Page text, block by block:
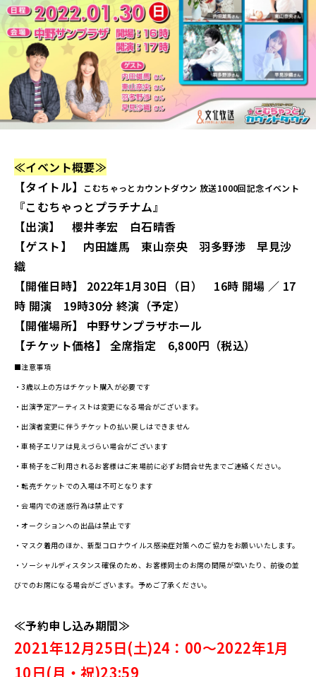
≪イベント概要≫
【タイトル】
こむちゃっとカウントダウン 放送1000回記念イベント
『こむちゃっとプラチナム』
【出演】 櫻井孝宏 白石晴香
【ゲスト】 内田雄馬 東山奈央 羽多野渉 早見沙
織
【開催日時】 2022年1月30日（日） 16時 開場 ／ 17
時 開演 19時30分 終演（予定）
【開催場所】 中野サンプラザホール
【チケット価格】 全席指定 6,800円（税込）
■注意事項
・3歳以上の方はチケット購入が必要です
・出演予定アーティストは変更になる場合がございます。
・出演者変更に伴うチケットの払い戻しはできません
・車椅子エリアは見えづらい場合がございます
・車椅子をご利用されるお客様はご来場前に必ずお問合せ先までご連絡ください。
・転売チケットでの入場は不可となります
・会場内での迷惑行為は禁止です
・オークションへの出品は禁止です
・マスク着用のほか、新型コロナウイルス感染症対策へのご協力をお願いいたします。
・ソーシャルディスタンス確保のため、お客様同士のお席の間隔が空いたり、前後の並
びでのお席になる場合がございます。予めご了承ください。
≪予約申し込み期間≫
2021年12月25日(土)24：00～2022年1月
10日(月・祝)23:59